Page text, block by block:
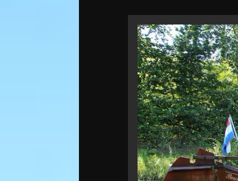
primaire
inhoud